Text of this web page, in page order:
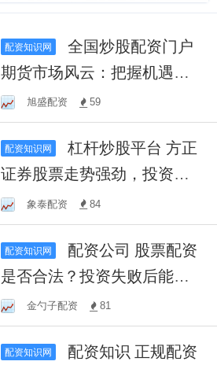
配资知识网
全国炒股配资门户
期货市场风云：把握机遇，
规避风险！
旭盛配资 59
配资知识网
杠杆炒股平台 方正
证券股票走势强劲，投资者
看好其市场潜力与增长前景
象泰配资 84
配资知识网
是否合法？投资失败后能否
追回本金？
金勺子配资 81
配资知识网